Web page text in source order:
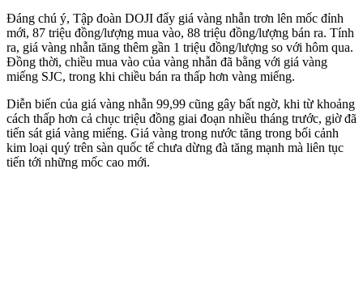
Đáng chú ý, Tập đoàn DOJI đẩy giá vàng nhẫn trơn lên mốc đỉnh
mới, 87 triệu đồng/lượng mua vào, 88 triệu đồng/lượng bán ra. Tính
ra, giá vàng nhẫn tăng thêm gần 1 triệu đồng/lượng so với hôm qua.
Đồng thời, chiều mua vào của vàng nhẫn đã bằng với giá vàng
miếng SJC, trong khi chiều bán ra thấp hơn vàng miếng.
Diễn biến của giá vàng nhẫn 99,99 cũng gây bất ngờ, khi từ khoảng
cách thấp hơn cả chục triệu đồng giai đoạn nhiều tháng trước, giờ đã
tiến sát giá vàng miếng. Giá vàng trong nước tăng trong bối cảnh
kim loại quý trên sàn quốc tế chưa dừng đà tăng mạnh mà liên tục
tiến tới những mốc cao mới.